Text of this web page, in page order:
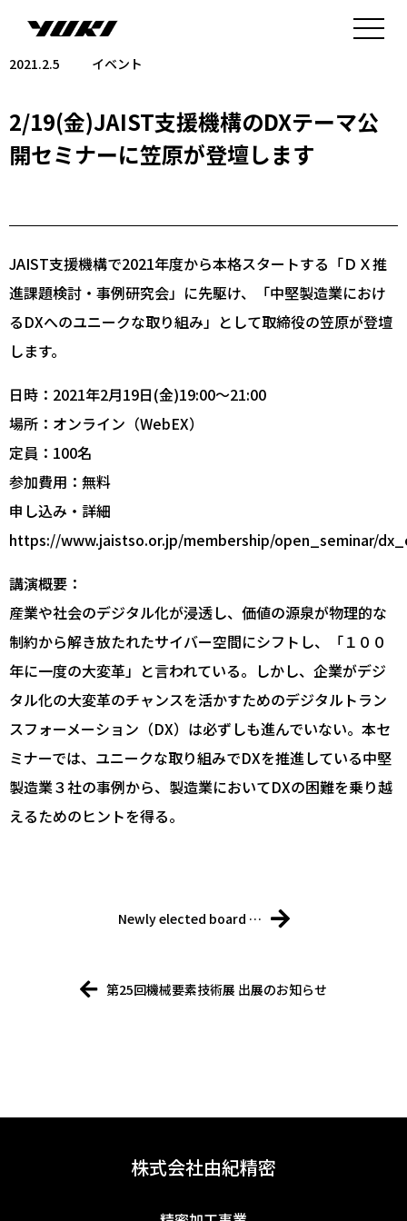
2021.2.5 イベント
2/19(金)JAIST支援機構のDXテーマ公
開セミナーに笠原が登壇します
JAIST支援機構で2021年度から本格スタートする「ＤＸ推
進課題検討・事例研究会」に先駆け、「中堅製造業におけ
るDXへのユニークな取り組み」として取締役の笠原が登壇
します。
日時：2021年2月19日(金)19:00〜21:00
場所：オンライン（WebEX）
定員：100名
参加費用：無料
申し込み・詳細
https://www.jaistso.or.jp/membership/open_seminar/
講演概要：
産業や社会のデジタル化が浸透し、価値の源泉が物理的な
制約から解き放たれたサイバー空間にシフトし、「１００
年に一度の大変革」と言われている。しかし、企業がデジ
タル化の大変革のチャンスを活かすためのデジタルトラン
スフォーメーション（DX）は必ずしも進んでいない。本セ
ミナーでは、ユニークな取り組みでDXを推進している中堅
製造業３社の事例から、製造業においてDXの困難を乗り越
えるためのヒントを得る。
Newly elected board …
第25回機械要素技術展 出展のお知らせ
株式会社由紀精密